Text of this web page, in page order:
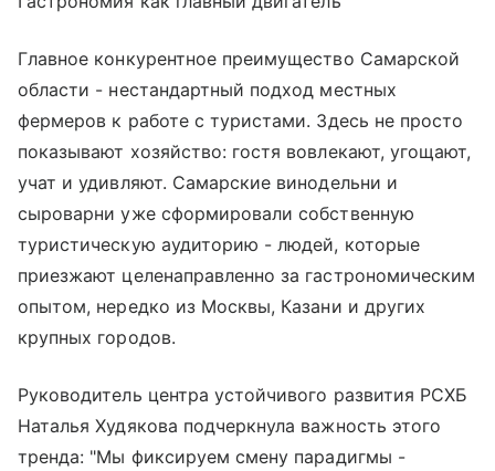
Главное конкурентное преимущество Самарской
области - нестандартный подход местных
фермеров к работе с туристами. Здесь не просто
показывают хозяйство: гостя вовлекают, угощают,
учат и удивляют. Самарские винодельни и
сыроварни уже сформировали собственную
туристическую аудиторию - людей, которые
приезжают целенаправленно за гастрономическим
опытом, нередко из Москвы, Казани и других
крупных городов.
Руководитель центра устойчивого развития РСХБ
Наталья Худякова подчеркнула важность этого
тренда: "Мы фиксируем смену парадигмы -